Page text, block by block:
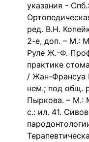
указания -
ред. В.Н.
2-е, доп. – М.:
Руле Ж.-Ф.
практике
/ Жан-Франсуа
нем.; под общ.
Пыркова. – М.:
с.: ил. 41.